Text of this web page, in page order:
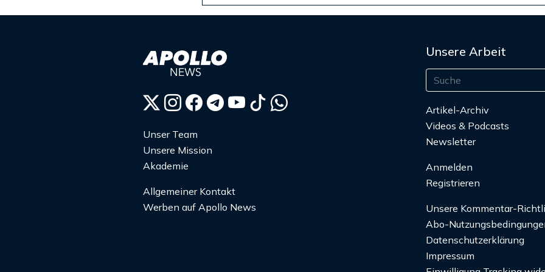
Unser Team
Unsere Mission
Akademie
Allgemeiner Kontakt
Werben auf Apollo News
Unsere Arbeit
Artikel-Archiv
Videos & Podcasts
Newsletter
Anmelden
Registrieren
Unsere Kommentar-
Abo-
Datenschutzerklärung
Impressum